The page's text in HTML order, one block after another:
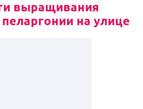
выращивания
на улице